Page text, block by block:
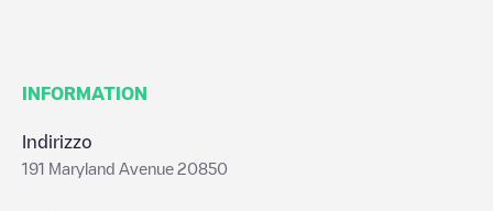
INFORMATION
Indirizzo
191 Maryland Avenue 20850